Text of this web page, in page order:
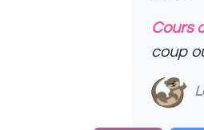
Cours
coup